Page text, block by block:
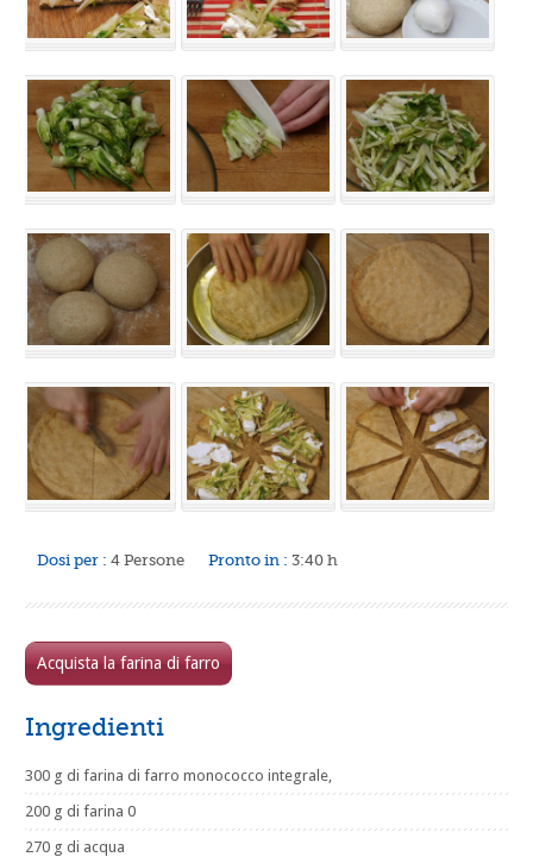
Dosi per : 4 Persone Pronto in : 3:40 h
Acquista la farina di farro
Ingredienti
300 g di farina di farro monococco integrale,
200 g di farina 0
270 g di acqua